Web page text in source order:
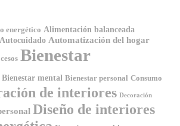
energético Alimentación balanceada
Autocuidado Automatización del hogar
Bienestar
Bienestar mental Bienestar personal Consumo
de interiores Decoración
Diseño de interiores